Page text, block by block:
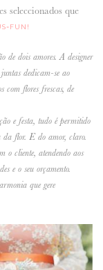
seleccionados que
de dois amores. A designer
dedicam-se ao
com flores frescas, de
e festa, tudo é permitido
da flor​. E do amor, claro.
o cliente, atendendo aos
e o seu orçamento.
que gere